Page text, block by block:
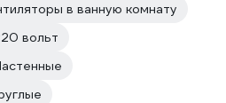
в ванную комнату
вольт